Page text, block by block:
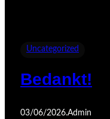
Uncategorized
Bedankt!
03/06/2026.Admin